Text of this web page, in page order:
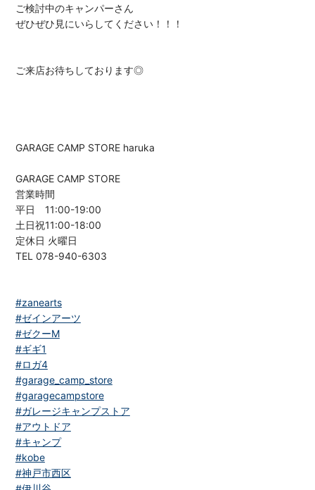
ご検討中のキャンパーさん
ぜひぜひ見にいらしてください！！！
ご来店お待ちしております◎
GARAGE CAMP STORE haruka
GARAGE CAMP STORE
営業時間
平日 11:00-19:00
土日祝11:00-18:00
定休日 火曜日
TEL 078-940-6303
#zanearts
#ゼインアーツ
#ゼクーM
#ギギ1
#ロガ4
#garage_camp_store
#garagecampstore
#ガレージキャンプストア
#アウトドア
#キャンプ
#kobe
#神戸市西区